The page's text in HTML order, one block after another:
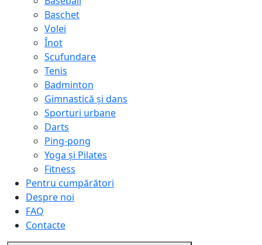
Baschet
Volei
Înot
Scufundare
Tenis
Badminton
Gimnastică și dans
Sporturi urbane
Darts
Ping-pong
Yoga și Pilates
Fitness
Pentru cumpărători
Despre noi
FAQ
Contacte